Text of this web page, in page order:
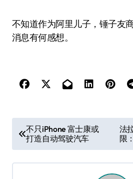
不知道作为阿里儿子，锤子友
消息有何感想。
章
导
不只iPhone 富士康或
打造自动驾驶汽车
法
限